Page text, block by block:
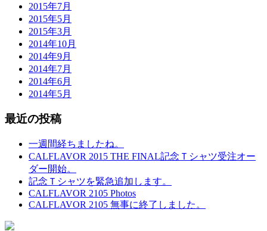
2015年7月
2015年5月
2015年3月
2014年10月
2014年9月
2014年7月
2014年6月
2014年5月
最近の投稿
一週間経ちましたね。
CALFLAVOR 2015 THE FINAL記念Ｔシャツ受注オー
ダー開始。
記念Ｔシャツを緊急追加します。
CALFLAVOR 2105 Photos
CALFLAVOR 2105 無事に終了しました。